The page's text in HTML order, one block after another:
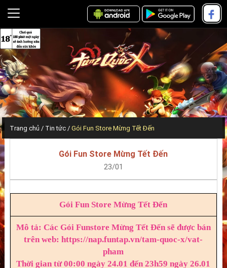
Trang chủ Tin tức Gói Fun Store Mừng Tết Đến
Gói Fun Store Mừng Tết Đến
23/01
Gói Fun Store Mừng Tết Đến
Mô tả: Các Gói Funstore Mừng Tết Đến sẽ được bán
trên web: https://nap.funtap.vn/tam-quoc-x/vat-
pham
Thời gian từ 00:00 ngày 24.01 đến 23h59 ngày 26.01